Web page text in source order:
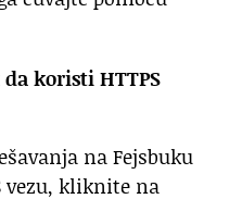
da koristi HTTPS
na Fejsbuku
vezu, kliknite na